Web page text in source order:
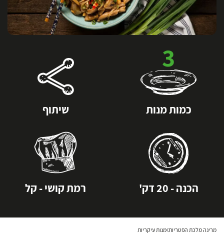
הכנה - 20 דק' רמת קושי - קל
3
כמות מנות שיתוף
מרינה מלכת הפטריות מנות עיקריות